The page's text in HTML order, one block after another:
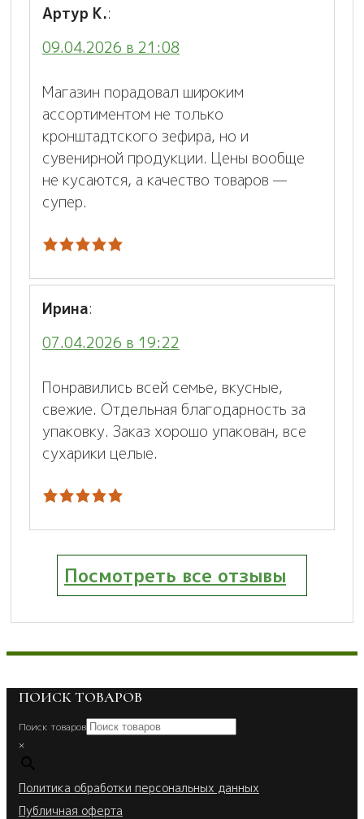
Артур К.:
09.04.2026 в 21:08
Магазин порадовал широким
ассортиментом не только
кронштадтского зефира, но и
сувенирной продукции. Цены вообще
не кусаются, а качество товаров —
супер.
Ирина:
07.04.2026 в 19:22
Понравились всей семье, вкусные,
свежие. Отдельная благодарность за
упаковку. Заказ хорошо упакован, все
сухарики целые.
Посмотреть все отзывы
ПОИСК ТОВАРОВ
Поиск товаров
×
Политика обработки персональных данных
Публичная оферта